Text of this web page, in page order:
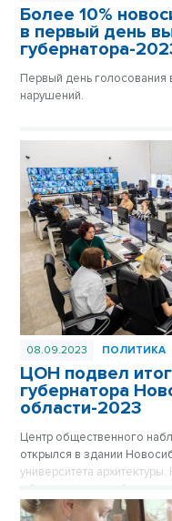
Более 10%
в первый день
губернатора-
Первый день
нарушений.
08.09.2023 ПОЛИТИКА
ЦОН подвел
губернатора
области-2023
Центр общественного
открылся в здании
университета
общественные
избирательных участков.